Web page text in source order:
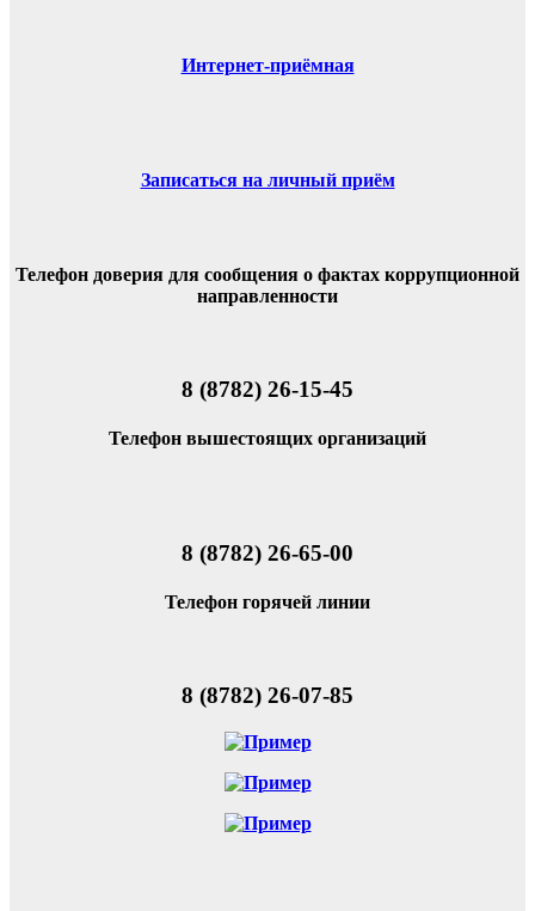
Интернет-приёмная
Записаться на личный приём
Телефон доверия для сообщения о фактах коррупционной
направленности
8 (8782) 26-15-45
Телефон вышестоящих организаций
8 (8782) 26-65-00
Телефон горячей линии
8 (8782) 26-07-85